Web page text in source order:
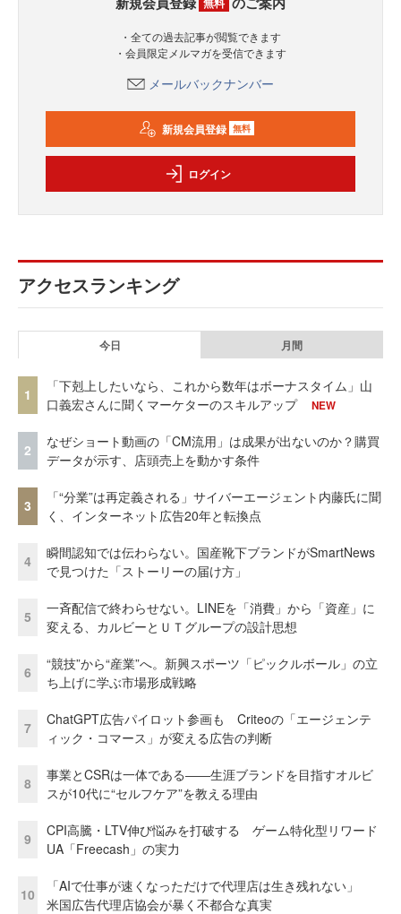
・全ての過去記事が閲覧できます
・会員限定メルマガを受信できます
メールバックナンバー
新規会員登録 無料
ログイン
アクセスランキング
今日 月間
1
「下剋上したいなら、これから数年はボーナスタイム」山
口義宏さんに聞くマーケターのスキルアップ
NEW
2
なぜショート動画の「CM流用」は成果が出ないのか？購買
データが示す、店頭売上を動かす条件
3
「“分業”は再定義される」サイバーエージェント内藤氏に聞
く、インターネット広告20年と転換点
4
瞬間認知では伝わらない。国産靴下ブランドがSmartNews
で見つけた「ストーリーの届け方」
5
一斉配信で終わらせない。LINEを「消費」から「資産」に
変える、カルビーとＵＴグループの設計思想
6
“競技”から“産業”へ。新興スポーツ「ピックルボール」の立
ち上げに学ぶ市場形成戦略
7
ChatGPT広告パイロット参画も Criteoの「エージェンテ
ィック・コマース」が変える広告の判断
8
事業とCSRは一体である――生涯ブランドを目指すオルビ
スが10代に“セルフケア”を教える理由
9
CPI高騰・LTV伸び悩みを打破する ゲーム特化型リワード
UA「Freecash」の実力
10
「AIで仕事が速くなっただけで代理店は生き残れない」
米国広告代理店協会が暴く不都合な真実